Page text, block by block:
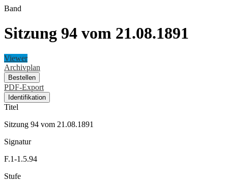
Band
Sitzung 94 vom 21.08.1891
Viewer
Archivplan
Bestellen
PDF-Export
Identifikation
Titel
Sitzung 94 vom 21.08.1891
Signatur
F.1-1.5.94
Stufe